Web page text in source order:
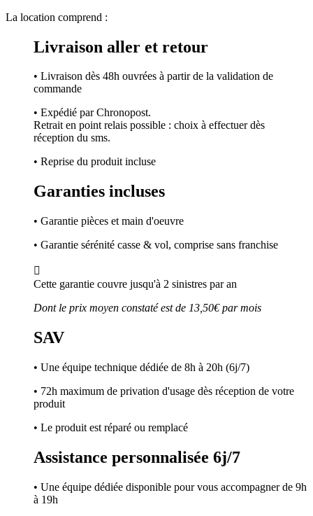
La location comprend :
Livraison aller et retour
• Livraison dès 48h ouvrées à partir de la validation de
commande
• Expédié par Chronopost.
Retrait en point relais possible : choix à effectuer dès
réception du sms.
• Reprise du produit incluse
Garanties incluses
• Garantie pièces et main d'oeuvre
• Garantie sérénité casse & vol, comprise sans franchise

Cette garantie couvre jusqu'à 2 sinistres par an
Dont le prix moyen constaté est de 13,50€ par mois
SAV
• Une équipe technique dédiée de 8h à 20h (6j/7)
• 72h maximum de privation d'usage dès réception de votre
produit
• Le produit est réparé ou remplacé
Assistance personnalisée 6j/7
• Une équipe dédiée disponible pour vous accompagner de 9h
à 19h